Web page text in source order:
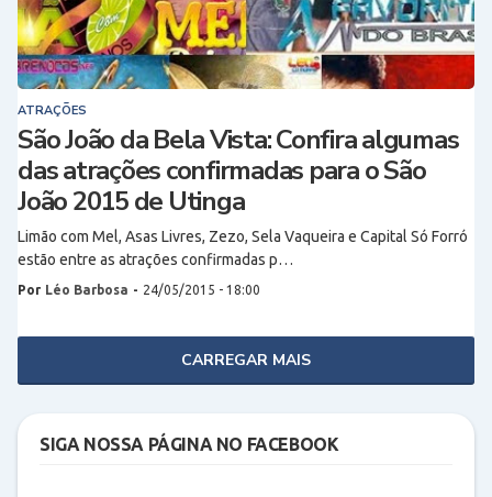
ATRAÇÕES
São João da Bela Vista: Confira algumas
das atrações confirmadas para o São
João 2015 de Utinga
Limão com Mel, Asas Livres, Zezo, Sela Vaqueira e Capital Só Forró
estão entre as atrações confirmadas p…
Por Léo Barbosa - 24/05/2015 - 18:00
CARREGAR MAIS
SIGA NOSSA PÁGINA NO FACEBOOK